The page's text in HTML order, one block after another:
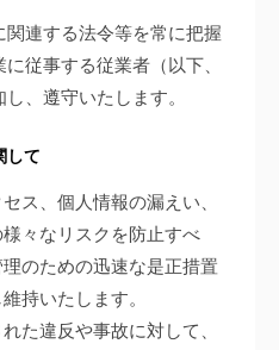
連する法令等を常に把握
従事する従業者（以下、
、遵守いたします。
して
ス、個人情報の漏えい、
々なリスクを防止すべ
のための迅速な是正措置
持いたします。
た違反や事故に対して、